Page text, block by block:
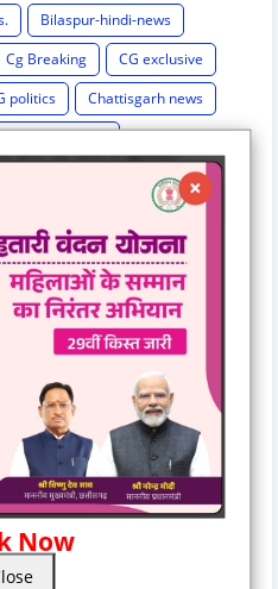
Now
Bilaspur-hindi-news
Cg Breaking
CG exclusive
politics
Chattisgarh news
Breaking
Chhattisgarh News.
Result
Elections
Exit Poll Health
High Cour
IPL
Israel-hamas war
National News
News Hunt Exclusive
News Times Exclusive
News
Rajasthan
Market
Court